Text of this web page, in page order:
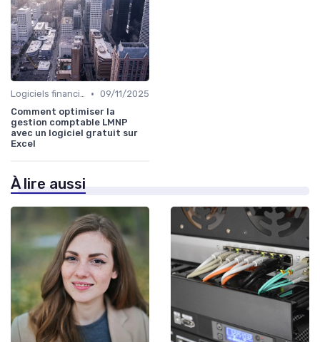
Logiciels financiers • 09/11/2025
Comment optimiser la
gestion comptable LMNP
avec un logiciel gratuit sur
Excel
À lire aussi